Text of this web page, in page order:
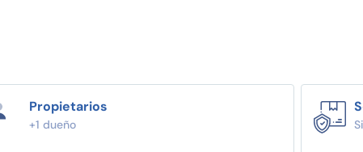
Propietarios
+1 dueño Si